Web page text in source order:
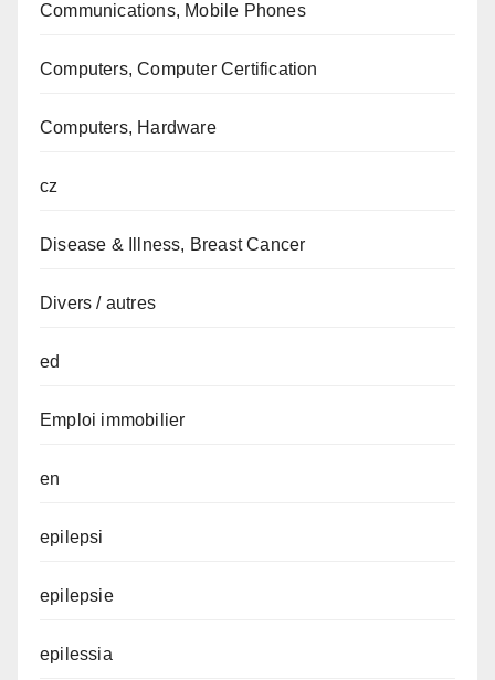
Communications, Mobile Phones
Computers, Computer Certification
Computers, Hardware
cz
Disease & Illness, Breast Cancer
Divers / autres
ed
Emploi immobilier
en
epilepsi
epilepsie
epilessia